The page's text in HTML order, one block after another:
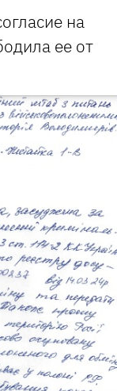
на
ее от